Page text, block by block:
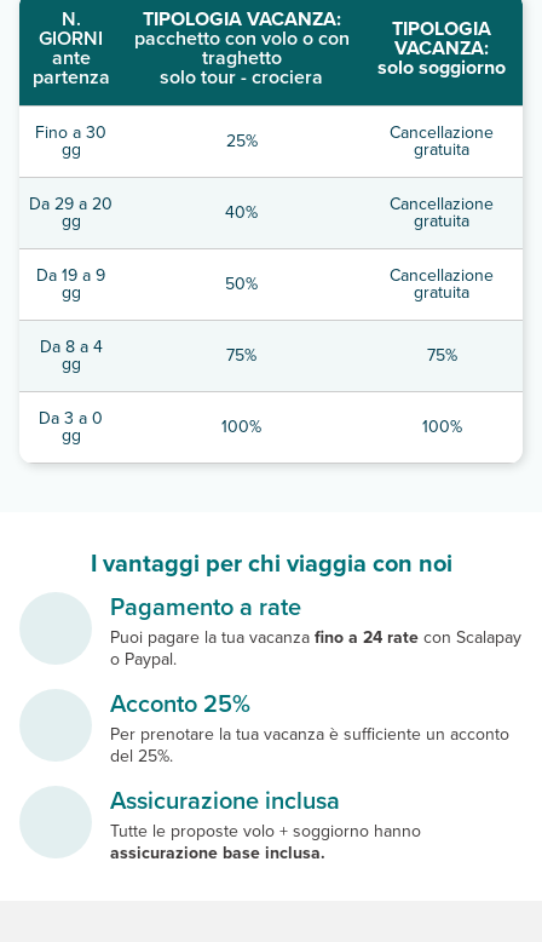
N.
GIORNI
ante
partenza
TIPOLOGIA VACANZA:
pacchetto con volo o con
traghetto
solo tour - crociera
TIPOLOGIA
VACANZA:
solo soggiorno
Fino a 30
gg 25% Cancellazione
gratuita
Da 29 a 20
gg 40% Cancellazione
gratuita
Da 19 a 9
gg 50% Cancellazione
gratuita
Da 8 a 4
gg 75% 75%
Da 3 a 0
gg 100% 100%
I vantaggi per chi viaggia con noi
Pagamento a rate
Puoi pagare la tua vacanzafino a 24 ratecon Scalapay
o Paypal.
Acconto 25%
Per prenotare la tua vacanza è sufficiente un acconto
del 25%.
Assicurazione inclusa
Tutte le proposte volo + soggiorno hanno
assicurazione base inclusa.